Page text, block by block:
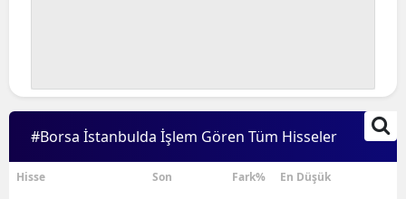
#Borsa İstanbulda İşlem Gören Tüm Hisseler
Hisse Son Fark% En Düşük